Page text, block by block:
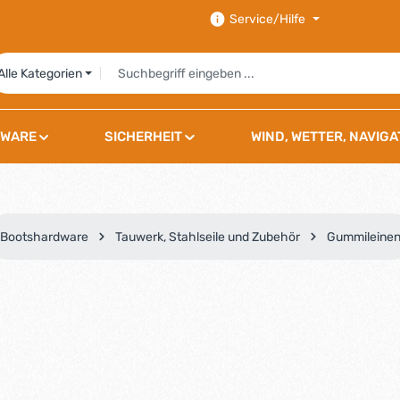
Service/Hilfe
Kategorien
SICHERHEIT WIND, WETTER,
Bootshardware Tauwerk, Stahlseile und Zubehör Gummileinen